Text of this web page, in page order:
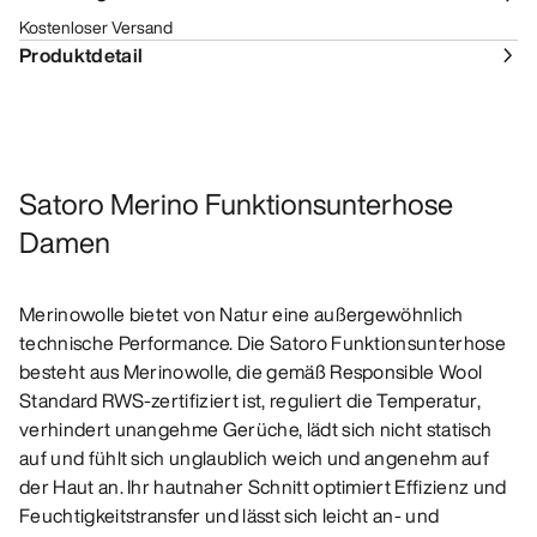
Kostenloser Versand
Produktdetail
Satoro Merino Funktionsunterhose
Damen
Merinowolle bietet von Natur eine außergewöhnlich
technische Performance. Die Satoro Funktionsunterhose
besteht aus Merinowolle, die gemäß Responsible Wool
Standard RWS-zertifiziert ist, reguliert die Temperatur,
verhindert unangehme Gerüche, lädt sich nicht statisch
auf und fühlt sich unglaublich weich und angenehm auf
der Haut an. Ihr hautnaher Schnitt optimiert Effizienz und
Feuchtigkeitstransfer und lässt sich leicht an- und